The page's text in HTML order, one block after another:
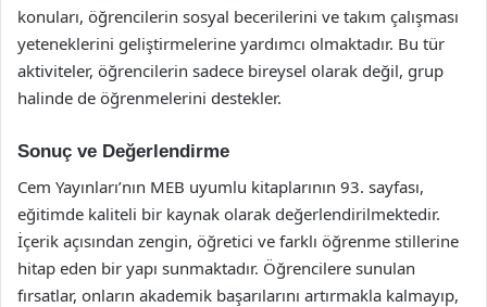
konuları, öğrencilerin sosyal becerilerini ve takım çalışması
yeteneklerini geliştirmelerine yardımcı olmaktadır. Bu tür
aktiviteler, öğrencilerin sadece bireysel olarak değil, grup
halinde de öğrenmelerini destekler.
Sonuç ve Değerlendirme
Cem Yayınları’nın MEB uyumlu kitaplarının 93. sayfası,
eğitimde kaliteli bir kaynak olarak değerlendirilmektedir.
İçerik açısından zengin, öğretici ve farklı öğrenme stillerine
hitap eden bir yapı sunmaktadır. Öğrencilere sunulan
fırsatlar, onların akademik başarılarını artırmakla kalmayıp,